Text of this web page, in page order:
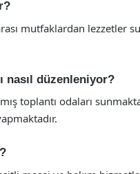
mutfaklardan lezzetler
nasıl düzenleniyor?
toplantı odaları